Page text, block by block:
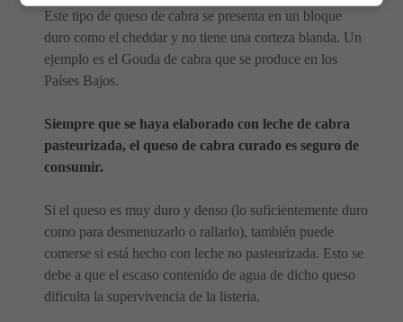
Este tipo de queso de cabra se presenta en un bloque
duro como el cheddar y no tiene una corteza blanda. Un
ejemplo es el Gouda de cabra que se produce en los
Países Bajos.
Siempre que se haya elaborado con leche de cabra
pasteurizada, el queso de cabra curado es seguro de
consumir.
Si el queso es muy duro y denso (lo suficientemente duro
como para desmenuzarlo o rallarlo), también puede
comerse si está hecho con leche no pasteurizada. Esto se
debe a que el escaso contenido de agua de dicho queso
dificulta la supervivencia de la listeria.